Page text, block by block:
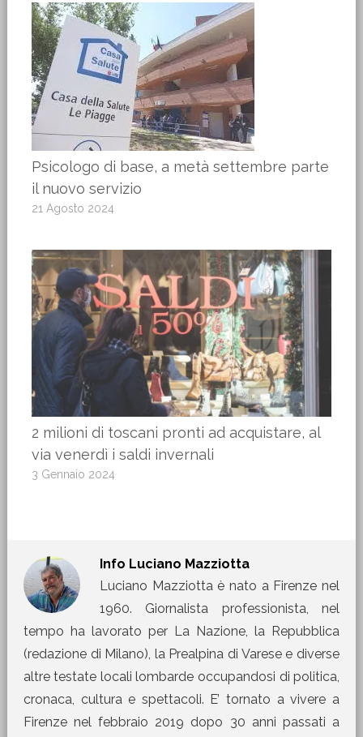
Psicologo di base, a metà settembre parte
il nuovo servizio
21 Agosto 2024
2 milioni di toscani pronti ad acquistare, al
via venerdì i saldi invernali
3 Gennaio 2024
Info Luciano Mazziotta
Luciano Mazziotta è nato a Firenze nel
1960. Giornalista professionista, nel
tempo ha lavorato per La Nazione, la Repubblica
(redazione di Milano), la Prealpina di Varese e diverse
altre testate locali lombarde occupandosi di politica,
cronaca, cultura e spettacoli. E’ tornato a vivere a
Firenze nel febbraio 2019 dopo 30 anni passati a